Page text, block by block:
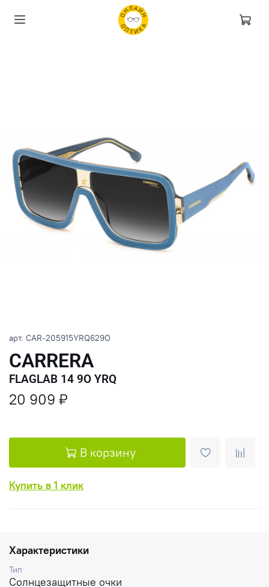
арт. CAR-205915YRQ629O
CARRERA
FLAGLAB 14 9O YRQ
20 909 ₽
В корзину
Купить в 1 клик
Характеристики
Тип
Солнцезащитные очки